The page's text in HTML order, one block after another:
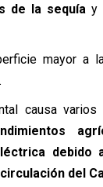
de la sequía y
mayor a
causa
del